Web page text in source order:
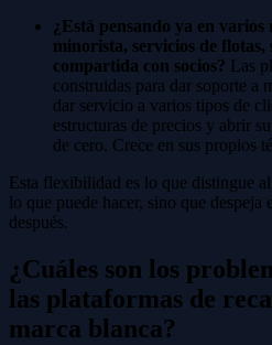
¿Está pensando ya en
minorista, servicios de flotas,
compartida con socios? Las
construidas para dar soporte a
dar servicio a varios tipos de
estructuras de precios y abrir
de cero. Crece en sus propios
Esta flexibilidad es lo que distingue
lo que puede hacer, sino que
después.
¿Cuáles son los
las plataformas de
marca blanca?